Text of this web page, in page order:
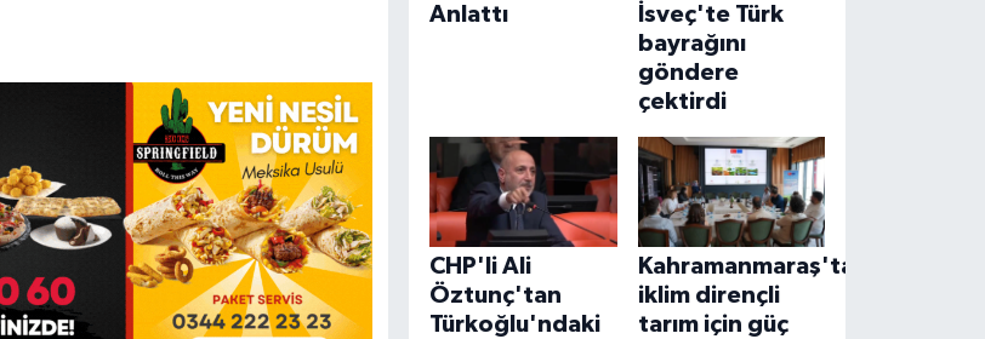
Anlattı
İsveç'te Türk
bayrağını
göndere
çektirdi
CHP'li Ali
Öztunç'tan
Türkoğlu'ndaki
Kahramanmaraş'ta
iklim dirençli
tarım için güç